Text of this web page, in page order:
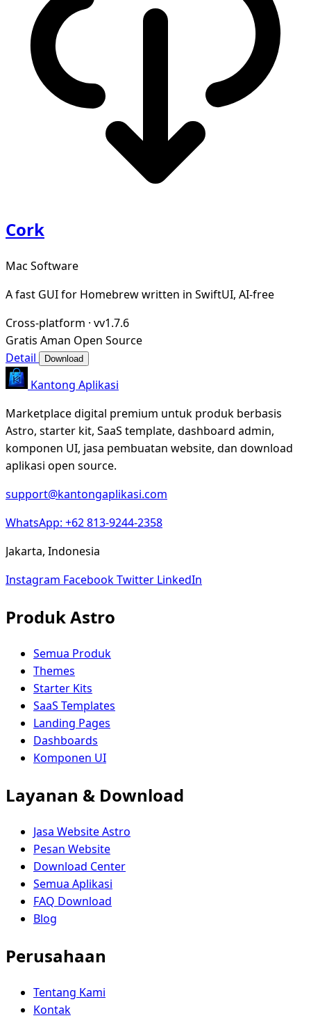
Cork
Mac Software
A fast GUI for Homebrew written in SwiftUI, AI-free
Cross-platform · vv1.7.6
Gratis Aman Open Source
Detail
Download
Kantong Aplikasi
Marketplace digital premium untuk produk berbasis
Astro, starter kit, SaaS template, dashboard admin,
komponen UI, jasa pembuatan website, dan download
aplikasi open source.
support@kantongaplikasi.com
WhatsApp: +62 813-9244-2358
Jakarta, Indonesia
Instagram FacebookTwitter LinkedIn
Produk Astro
Semua Produk
Themes
Starter Kits
SaaS Templates
Landing Pages
Dashboards
Komponen UI
Layanan & Download
Jasa Website Astro
Pesan Website
Download Center
Semua Aplikasi
FAQ Download
Blog
Perusahaan
Tentang Kami
Kontak